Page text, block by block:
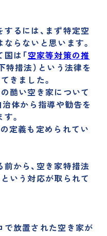
るには、まず特定空
らないと思います。
は「空家等対策の推
特措法）という法律を
きました。
酷い空き家について
治体から指導や勧告を
。
定義も定められてい
から、空き家特措法
いう対応が取られて
放置された空き家が